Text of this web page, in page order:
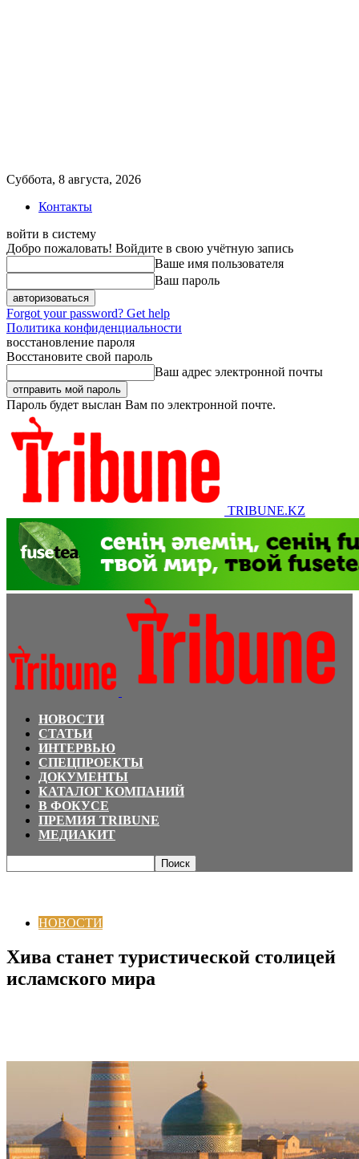
Суббота, 8 августа, 2026
Контакты
войти в систему
Добро пожаловать! Войдите в свою учётную запись
Ваше имя пользователя
Ваш пароль
Forgot your password? Get help
Политика конфиденциальности
восстановление пароля
Восстановите свой пароль
Ваш адрес электронной почты
Пароль будет выслан Вам по электронной почте.
TRIBUNE.KZ
НОВОСТИ
СТАТЬИ
ИНТЕРВЬЮ
СПЕЦПРОЕКТЫ
ДОКУМЕНТЫ
КАТАЛОГ КОМПАНИЙ
В ФОКУСЕ
ПРЕМИЯ TRIBUNE
МЕДИАКИТ
НОВОСТИ
Хива станет туристической столицей
исламского мира